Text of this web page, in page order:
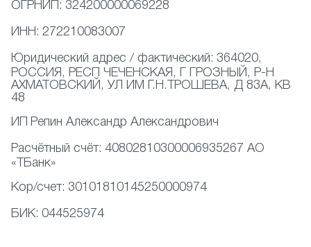
ОГРНИП: 324200000069228
ИНН: 272210083007
Юридический адрес / фактический: 364020,
РОССИЯ, РЕСП ЧЕЧЕНСКАЯ, Г ГРОЗНЫЙ, Р-Н
АХМАТОВСКИЙ, УЛ ИМ Г.Н.ТРОШЕВА, Д 83А, КВ
48
ИП Репин Александр Александрович
Расчётный счёт: 40802810300006935267 АО
«ТБанк»
Кор/счет: 30101810145250000974
БИК: 044525974